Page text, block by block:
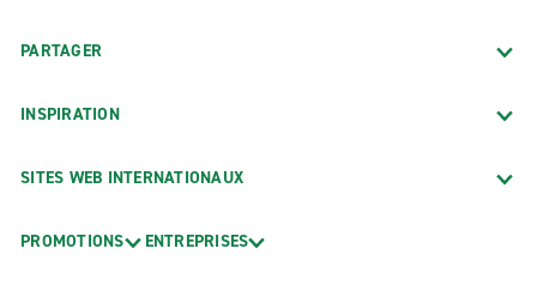
PARTAGER
INSPIRATION
SITES WEB INTERNATIONAUX
PROMOTIONS ENTREPRISES